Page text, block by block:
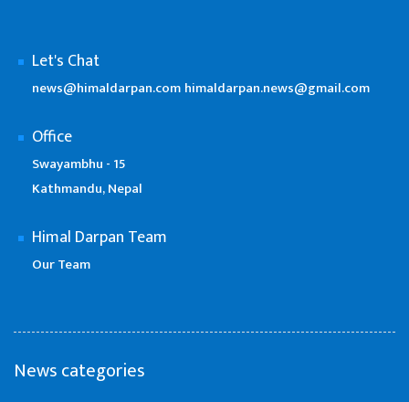
Let's Chat
news@himaldarpan.com himaldarpan.news@gmail.com
Office
Swayambhu - 15
Kathmandu, Nepal
Himal Darpan Team
Our Team
News categories